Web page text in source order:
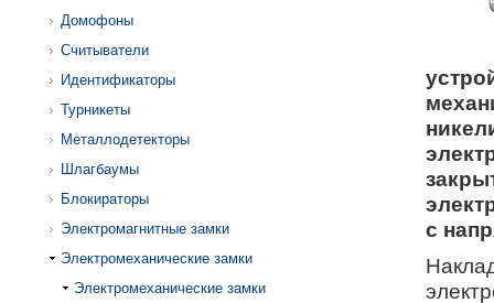
Домофоны
Считыватели
Идентификаторы
Турникеты
Металлодетекторы
Шлагбаумы
Блокираторы
Электромагнитные замки
Электромеханические замки
Электромеханические замки
с